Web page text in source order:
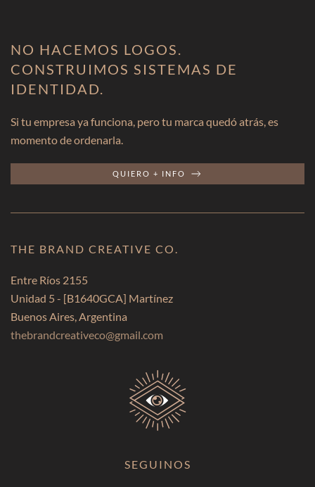
NO HACEMOS LOGOS.
CONSTRUIMOS SISTEMAS DE
IDENTIDAD.
Si tu empresa ya funciona, pero tu marca quedó atrás, es
momento de ordenarla.
QUIERO + INFO
THE BRAND CREATIVE CO.
Entre Ríos 2155
Unidad 5 - [B1640GCA] Martínez
Buenos Aires, Argentina
thebrandcreativeco@gmail.com
SEGUINOS